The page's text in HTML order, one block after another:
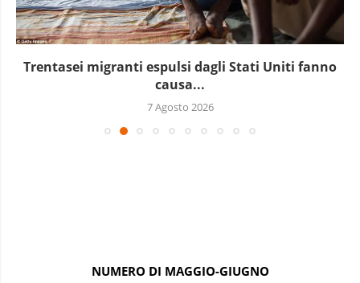
Trentasei migranti espulsi dagli Stati Uniti fanno
causa...
7 Agosto 2026
NUMERO DI MAGGIO-GIUGNO